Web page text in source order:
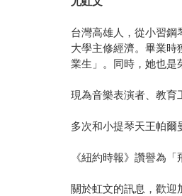
台灣高雄人，從小習
大學主修經濟。畢業時
業生」。同時，她也是
現為音樂表演者、教育
多次和小提琴天王帕爾
《紐約時報》讚譽為
關於虹文的訊息，歡迎